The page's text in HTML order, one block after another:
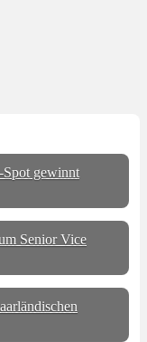
gewinnt
Senior Vice